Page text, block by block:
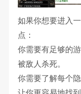
如果你想要进入
点：
你需要有足够的
被敌人杀死。
你需要了解每个